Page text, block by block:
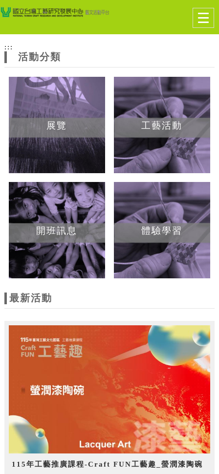
網
站
主
題
跳到主要內容
網站導覽
:::
活動分類
展覽 工藝活動
開班訊息 體驗學習
最新活動
115年工藝推廣課程-Craft FUN工藝趣_螢潤漆陶碗